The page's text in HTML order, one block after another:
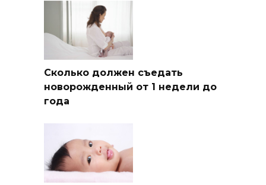
Сколько должен съедать
новорожденный от 1 недели до
года